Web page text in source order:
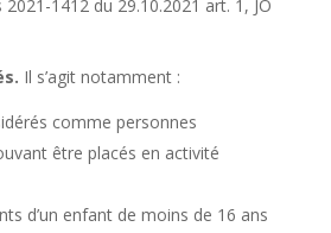
2021-1412 du 29.10.2021 art. 1, JO
Il s’agit notamment :
comme personnes
être placés en activité
d’un enfant de moins de 16 ans